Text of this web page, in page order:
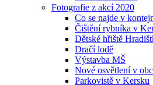
Fotografie z akcí 2020
Co se najde v
Čištění rybníka v
Dětské hřiště
Dračí lodě
Výstavba MŠ
Nové osvětlení v
Parkovistě v Kersku